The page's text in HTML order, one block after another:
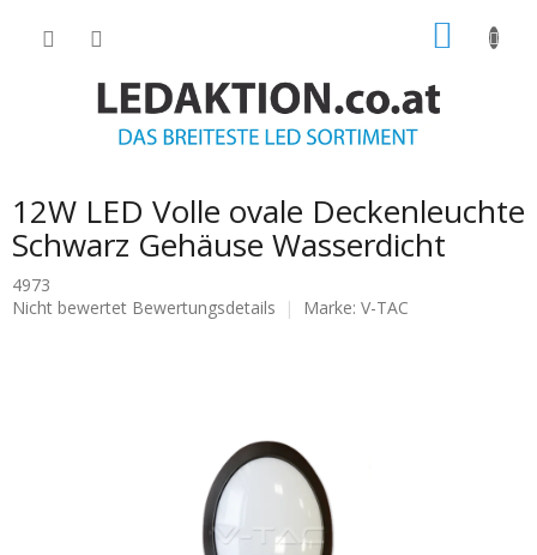
12W LED Volle ovale Deckenleuchte
Schwarz Gehäuse Wasserdicht
4973
Die
Nicht bewertet Bewertungsdetails Marke: V-TAC